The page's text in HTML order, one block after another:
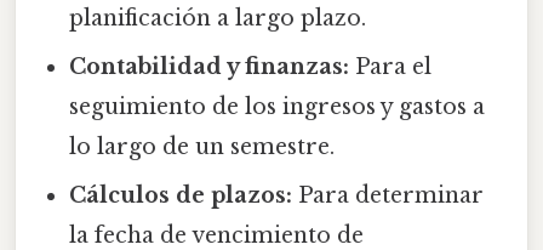
planificación a largo plazo.
Contabilidad y finanzas: Para el
seguimiento de los ingresos y gastos a
lo largo de un semestre.
Cálculos de plazos: Para determinar
la fecha de vencimiento de